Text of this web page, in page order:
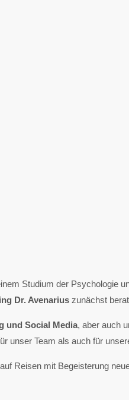
Studium der Psychologie
Dr. Avenarius zunächst
und Social Media, aber auch
unser Team als auch für
Reisen mit Begeisterung